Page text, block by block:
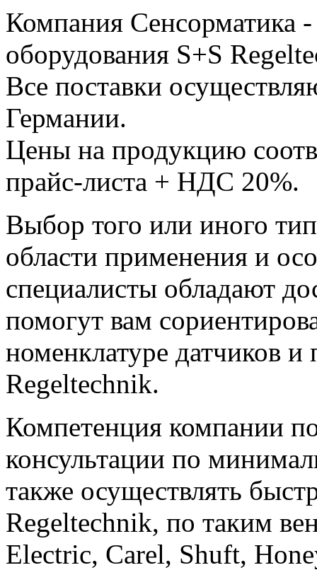
Компания Сенсорматика
оборудования S+S
Все поставки
Германии.
Цены на продукцию
прайс-листа + НДС 20%.
Выбор того или иного
области применения и
специалисты обладают
помогут вам
номенклатуре датчиков и
Regeltechnik.
Компетенция компании
консультации по
также осуществлять
Regeltechnik, по таким
Electric, Carel, Shuft,